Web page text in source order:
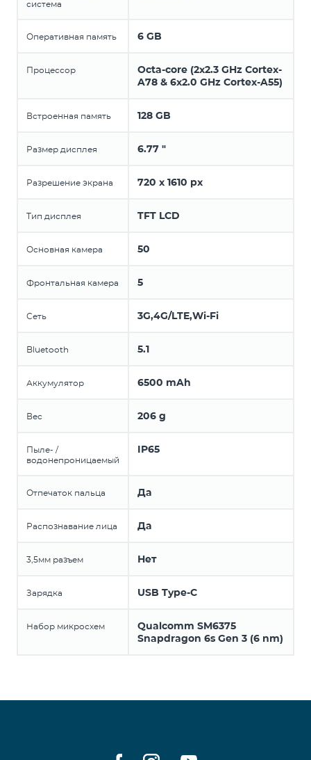
система
Оперативная память 6 GB
Процессор
Octa-core (2x2.3 GHz Cortex-
A78 & 6x2.0 GHz Cortex-A55)
Встроенная память 128 GB
Размер дисплея 6.77 "
Разрешение экрана 720 x 1610 px
Тип дисплея TFT LCD
Основная камера 50
Фронтальная камера 5
Сеть 3G,4G/LTE,Wi-Fi
Bluetooth 5.1
Аккумулятор 6500 mAh
Вес 206 g
Пыле- /
водонепроницаемый
IP65
Отпечаток пальца Да
Распознавание лица Да
3,5мм разъем Нет
Зарядка USB Type-C
Набор микросхем
Qualcomm SM6375
Snapdragon 6s Gen 3 (6 nm)